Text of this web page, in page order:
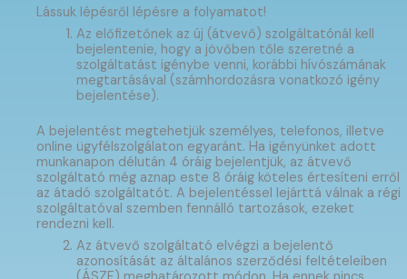
Lássuk lépésről lépésre a folyamatot!
Az előfizetőnek az új (átvevő) szolgáltatónál kell
bejelentenie, hogy a jövőben tőle szeretné a
szolgáltatást igénybe venni, korábbi hívószámának
megtartásával (számhordozásra vonatkozó igény
bejelentése).
A bejelentést megtehetjük személyes, telefonos, illetve
online ügyfélszolgálaton egyaránt. Ha igényünket adott
munkanapon délután 4 óráig bejelentjük, az átvevő
szolgáltató még aznap este 8 óráig köteles értesíteni erről
az átadó szolgáltatót. A bejelentéssel lejárttá válnak a régi
szolgáltatóval szemben fennálló tartozások, ezeket
rendezni kell.
Az átvevő szolgáltató elvégzi a bejelentő
azonosítását az általános szerződési feltételeiben